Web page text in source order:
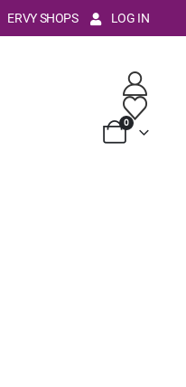
ERVY SHOPS LOG IN
0